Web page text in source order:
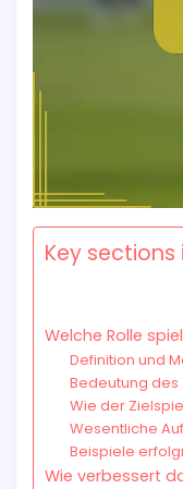
Key
Welche Rolle
Definition und
Bedeutung des
Wie der
Wesentliche
Beispiele
Wie verbessert